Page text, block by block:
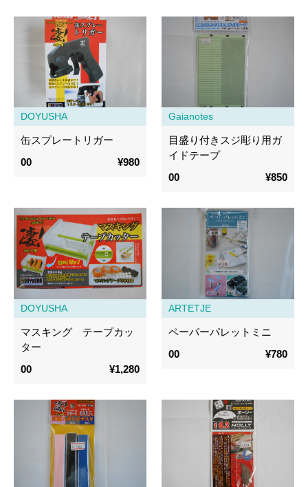
DOYUSHA
缶スプレートリガー
00
¥980
Gaianotes
目盛り付きスジ彫り用ガ
イドテープ
00
¥850
DOYUSHA
マスキング テープカッ
ター
00
¥1,280
ARTETJE
ペーパーパレットミニ
00
¥780